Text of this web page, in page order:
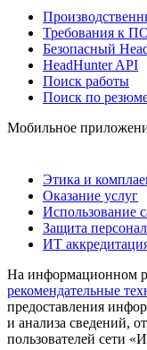
Требования к
Безопасный
HeadHunter API
Поиск работы
Поиск по
Мобильное
Этика и
Оказание услуг
Использование
Защита
ИТ
На информационном
рекомендательные
предоставления
и анализа сведений,
пользователей сети